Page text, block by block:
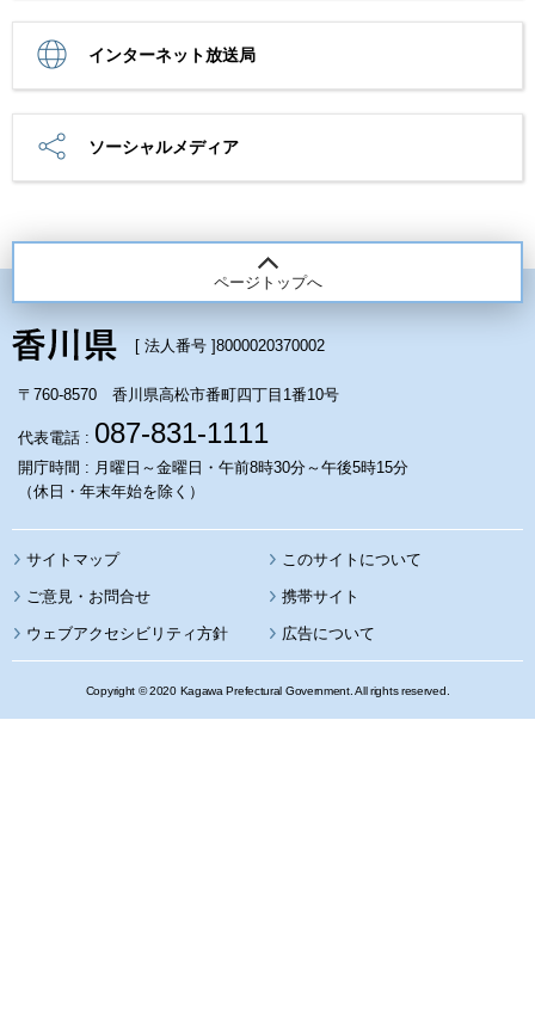
インターネット放送局
ソーシャルメディア
ページトップへ
[ 法人番号 ]8000020370002
〒760-8570 香川県高松市番町四丁目1番10号
代表電話 : 087-831-1111
開庁時間 : 月曜日～金曜日・午前8時30分～午後5時15分
（休日・年末年始を除く）
サイトマップ このサイトについて
携帯サイト
ウェブアクセシビリティ方針 広告について
Copyright © 2020 Kagawa Prefectural Government. All rights reserved.